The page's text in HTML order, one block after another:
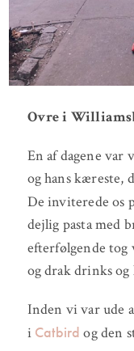
Ovre i
En af dagene var
og hans kæreste,
De inviterede os
dejlig pasta med
efterfølgende tog
og drak drinks og
Inden vi var ude
i Catbird og den